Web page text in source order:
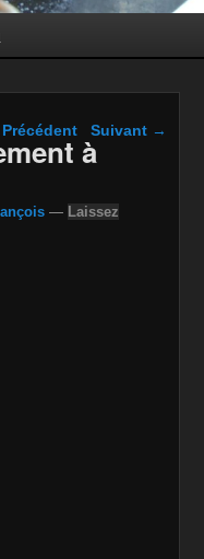
Navigation dans les
Précédent Suivant →
à
— Laissez